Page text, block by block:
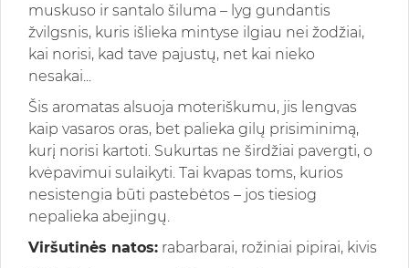
muskuso ir santalo šiluma – lyg gundantis
žvilgsnis, kuris išlieka mintyse ilgiau nei žodžiai,
kai norisi, kad tave pajustų, net kai nieko
nesakai...
Šis aromatas alsuoja moteriškumu, jis lengvas
kaip vasaros oras, bet palieka gilų prisiminimą,
kurį norisi kartoti. Sukurtas ne širdžiai pavergti, o
kvėpavimui sulaikyti. Tai kvapas toms, kurios
nesistengia būti pastebėtos – jos tiesiog
nepalieka abejingų.
Viršutinės natos: rabarbarai, rožiniai pipirai, kivis